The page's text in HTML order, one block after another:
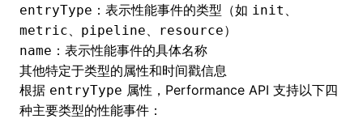
entryType ：表示性能事件的类型（如 init
metric pipeline resource）
name ：表示性能事件的具体名称
其他特定于类型的属性和时间戳信息
根据 entryType 属性，Performance API 支持以下四
种主要类型的性能事件：